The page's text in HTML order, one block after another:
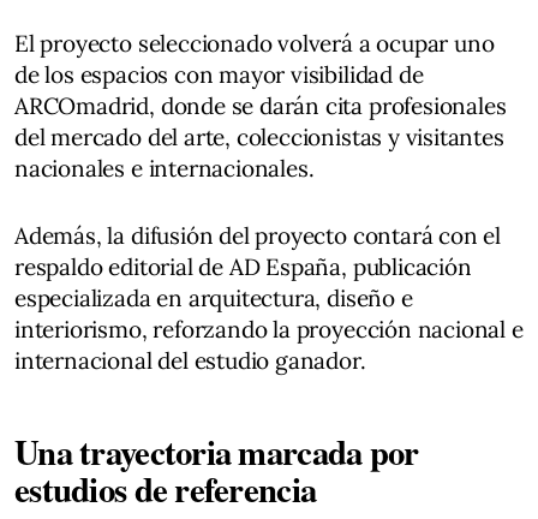
El proyecto seleccionado volverá a ocupar uno
de los espacios con mayor visibilidad de
ARCOmadrid, donde se darán cita profesionales
del mercado del arte, coleccionistas y visitantes
nacionales e internacionales.
Además, la difusión del proyecto contará con el
respaldo editorial de AD España, publicación
especializada en arquitectura, diseño e
interiorismo, reforzando la proyección nacional e
internacional del estudio ganador.
Una trayectoria marcada por
estudios de referencia